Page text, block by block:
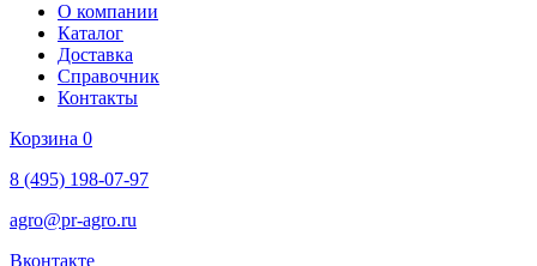
О компании
Каталог
Доставка
Справочник
Контакты
Корзина 0
8 (495) 198-07-97
agro@pr-agro.ru
Вконтакте